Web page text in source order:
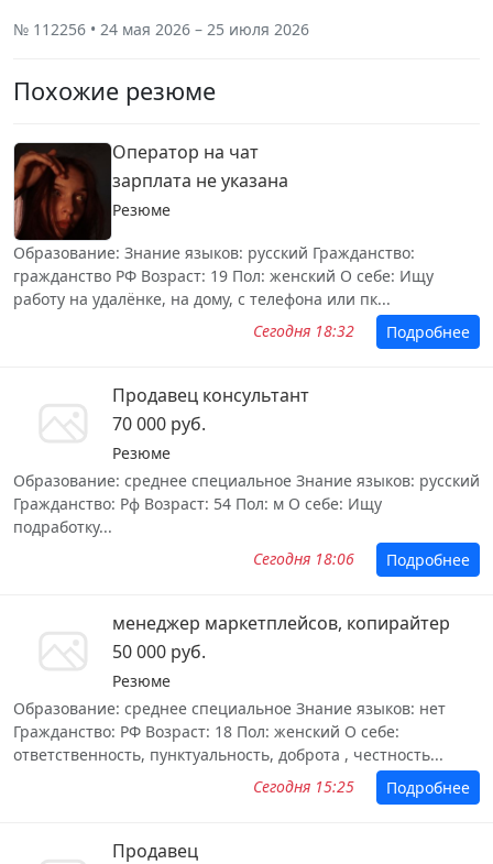
№ 112256 • 24 мая 2026 – 25 июля 2026
Похожие резюме
Оператор на чат
зарплата не указана
Резюме
Образование: Знание языков: русский Гражданство:
гражданство РФ Возраст: 19 Пол: женский О себе: Ищу
работу на удалёнке, на дому, с телефона или пк...
Сегодня 18:32
Подробнее
Продавец консультант
70 000 руб.
Резюме
Образование: среднее специальное Знание языков: русский
Гражданство: Рф Возраст: 54 Пол: м О себе: Ищу
подработку...
Сегодня 18:06
Подробнее
менеджер маркетплейсов, копирайтер
50 000 руб.
Резюме
Образование: среднее специальное Знание языков: нет
Гражданство: РФ Возраст: 18 Пол: женский О себе:
ответственность, пунктуальность, доброта , честность...
Сегодня 15:25
Подробнее
Продавец